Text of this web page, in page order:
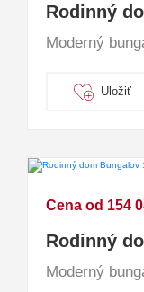
Rodinný
Moderný
Uložiť
Cena od 154
Rodinný
Moderný